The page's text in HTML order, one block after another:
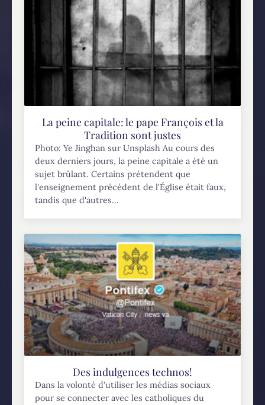
La peine capitale: le pape François et la
Tradition sont justes
Photo: Ye Jinghan sur Unsplash Au cours des
deux derniers jours, la peine capitale a été un
sujet brûlant. Certains prétendent que
l'enseignement précédent de l'Église était faux,
tandis que d'autres...
Des indulgences technos!
Dans la volonté d’utiliser les médias sociaux
pour se connecter avec les catholiques du